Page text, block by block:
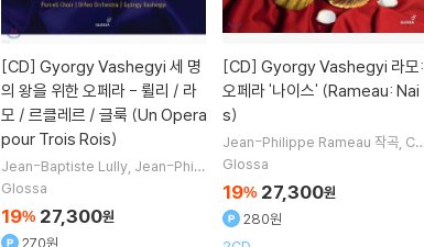
[CD] Gyorgy Vashegyi 세 명
의 왕을 위한 오페라 - 륄리 / 라
모 / 르클레르 / 글룩 (Un Opera
pour Trois Rois)
Jean-Baptiste Lully Jean-Phili
ppe Rameau
ondonville작곡 외 15명
Glossa
19% 27,300원
270원
[CD] Gyorgy Vashegyi 라모:
오페라 '나이스' (Rameau: Nai
s)
Jean-Philippe Rameau 작곡 Ch
antal Santon Jeffery
노래 외 7명
Glossa
19% 27,300원
280원